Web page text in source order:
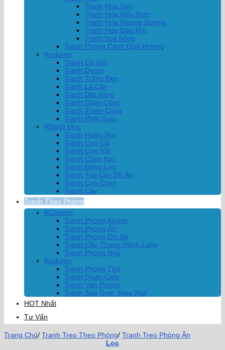
Tranh Hoa Sen
Tranh Hoa Mẫu Đơn
Tranh Hoa Hướng Dương
Tranh Hoa Đào Mai
Tranh hoa hồng
Tranh Phong Cảnh Quê Hương
#column
Tranh Cô Gái
Tranh Decor
Tranh Trắng Đen
Tranh Lá Cây
Tranh Dát Vàng
Tranh Chim Công
Tranh Thiên Chúa
Tranh Phật Giáo
#Danh Mục
Tranh Hươu Nai
Tranh Con Cá
Tranh Con Vật
Tranh Chim Hạc
Tranh Động Lực
Tranh Trái Cây Đồ Ăn
Tranh Con Chim
Tranh Cây
Tranh Theo Phòng
#Column
Tranh Phòng Khách
Tranh Phòng Ăn
Tranh Phòng Em Bé
Tranh Cầu Thang Hành Lang
Tranh Phòng Ngủ
#column
Tranh Phòng Thờ
Tranh Quán Cafe
Tranh Văn Phòng
Tranh Spa Gym Yoga Nail
HOT Nhất
Tư Vấn
Trang Chủ/ Tranh Treo Theo Phòng/ Tranh Treo Phòng Ăn
Lọc